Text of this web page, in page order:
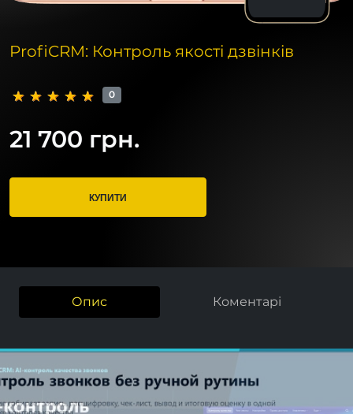
ProfiCRM: Контроль якості дзвінків
0
21 700 грн.
КУПИТИ
Опис Коментарі